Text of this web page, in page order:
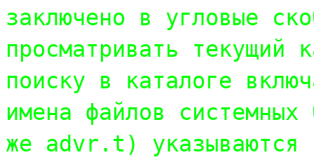
заключено в угловые
просматривать текущий
поиску в каталоге
имена файлов
же advr.t) указываются